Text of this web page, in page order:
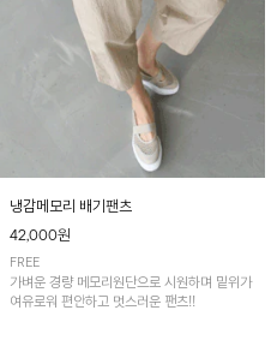
냉감메모리 배기팬츠
42,000원
FREE
가벼운 경량 메모리원단으로 시원하며 밑위가
여유로워 편안하고 멋스러운 팬츠!!